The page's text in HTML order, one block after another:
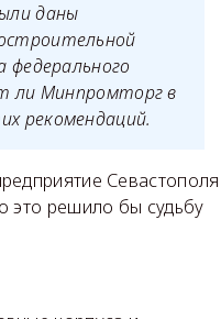
даны
федерального
ли Минпромторг в
рекомендаций.
Севастополя
это решило бы судьбу